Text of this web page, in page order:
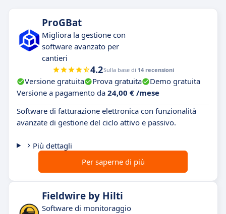
ProGBat
Migliora la gestione con
software avanzato per
cantieri
4.2Sulla base di 14 recensioni
Versione gratuita Prova gratuita
Demo gratuita
Versione a pagamento da 24,00 € /mese
Software di fatturazione elettronica con funzionalità
avanzate di gestione del ciclo attivo e passivo.
Più dettagli
Per saperne di più
Fieldwire by Hilti
Software di monitoraggio